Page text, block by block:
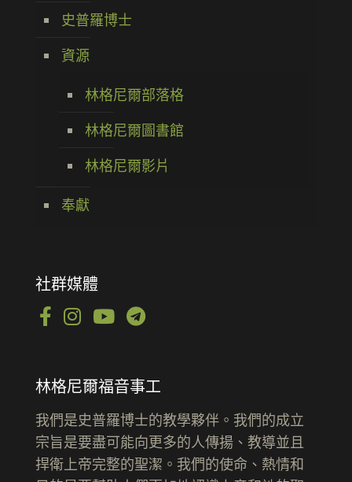
史普羅博士
資源
林格尼爾部落格
林格尼爾圖書館
林格尼爾影片
奉獻
社群媒體
林格尼爾福音事工
我們是史普羅博士的教學夥伴。我們的成立
宗旨是要盡可能向更多的人傳揚、教導並且
捍衛上帝完整的聖潔。我們的使命、熱情和